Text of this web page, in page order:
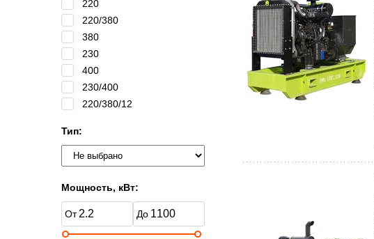
220
220/380
380
230
400
230/400
220/380/12
Тип:
Мощность, кВт: